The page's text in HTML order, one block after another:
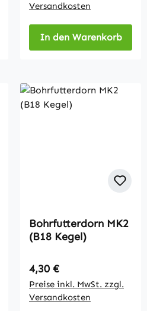
Versandkosten
In den Warenkorb
Bohrfutterdorn MK2
(B18 Kegel)
Regulärer Preis:
4,30 €
Preise inkl. MwSt. zzgl.
Versandkosten